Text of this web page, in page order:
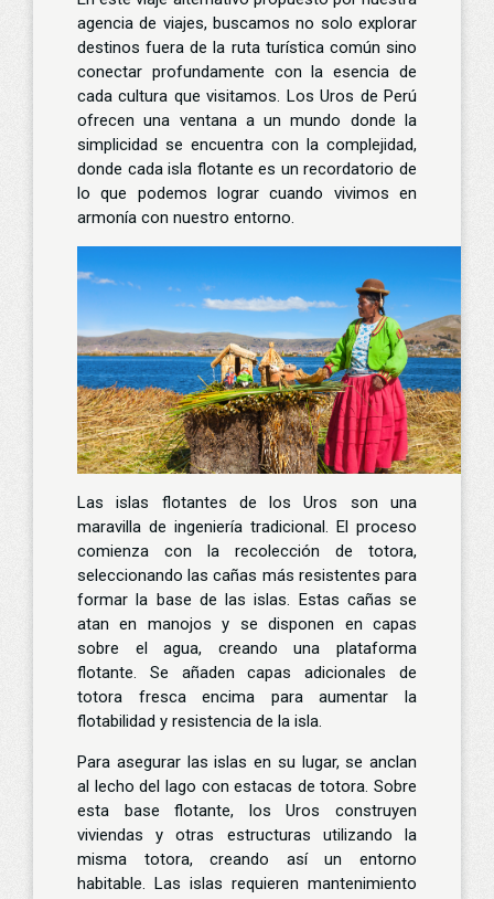
agencia de viajes, buscamos no solo explorar
destinos fuera de la ruta turística común sino
conectar profundamente con la esencia de
cada cultura que visitamos. Los Uros de Perú
ofrecen una ventana a un mundo donde la
simplicidad se encuentra con la complejidad,
donde cada isla flotante es un recordatorio de
lo que podemos lograr cuando vivimos en
armonía con nuestro entorno.
Las islas flotantes de los Uros son una
maravilla de ingeniería tradicional. El proceso
comienza con la recolección de totora,
seleccionando las cañas más resistentes para
formar la base de las islas. Estas cañas se
atan en manojos y se disponen en capas
sobre el agua, creando una plataforma
flotante. Se añaden capas adicionales de
totora fresca encima para aumentar la
flotabilidad y resistencia de la isla.
Para asegurar las islas en su lugar, se anclan
al lecho del lago con estacas de totora. Sobre
esta base flotante, los Uros construyen
viviendas y otras estructuras utilizando la
misma totora, creando así un entorno
habitable. Las islas requieren mantenimiento